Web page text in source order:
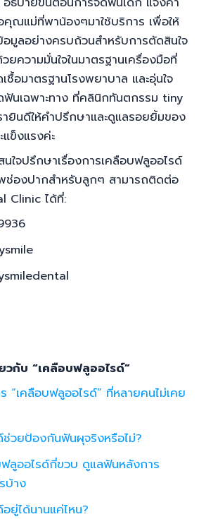
ณแม่ที่พาน้องๆมาใช้บริการ เพื่อให้
ลอย่างครบถ้วนสำหรับการตัดสินใจ
ความมั่นใจในมาตรฐานเครื่องมือที่
อมาตรฐานโรงพยาบาล และอุ่นใจ
นเฉพาะทาง ที่คลินิกทันตกรรม tiny
ายินดีให้คำปรึกษาและดูแลรอยยิ้มของ
ข็งแรงค่ะ
จปรึกษาเรื่องการเคลือบฟลูออไรด์
ช่องปากสำหรับลูกๆ สามารถติดต่อ
Clinic ได้ที่:
วกับ “เคลือบฟลูออไรด์”
“เคลือบฟลูออไรด์” ที่หลายคนไม่เคย
ช่วยป้องกันฟันผุจริงหรือไม่?
ฟลูออไรด์กี่ขวบ ดูแลฟันหลังการ
บ้าง
ยู่ได้นานแค่ไหน?